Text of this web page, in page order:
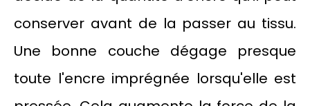
conserver avant de la passer au tissu.
Une bonne couche dégage presque
toute l'encre imprégnée lorsqu'elle est